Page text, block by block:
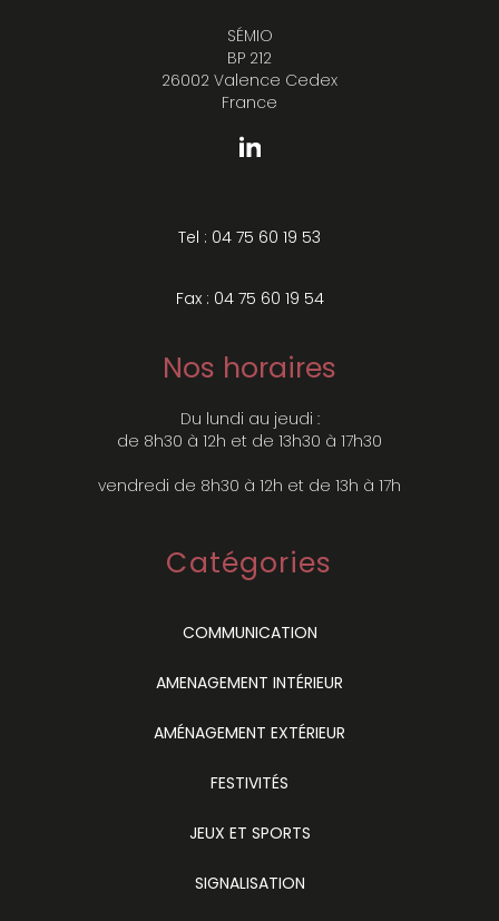
SÉMIO
BP 212
26002 Valence Cedex
France
Tel : 04 75 60 19 53
Fax : 04 75 60 19 54
Nos horaires
Du lundi au jeudi :
de 8h30 à 12h et de 13h30 à 17h30
vendredi de 8h30 à 12h et de 13h à 17h
Catégories
COMMUNICATION
AMENAGEMENT INTÉRIEUR
AMÉNAGEMENT EXTÉRIEUR
FESTIVITÉS
JEUX ET SPORTS
SIGNALISATION